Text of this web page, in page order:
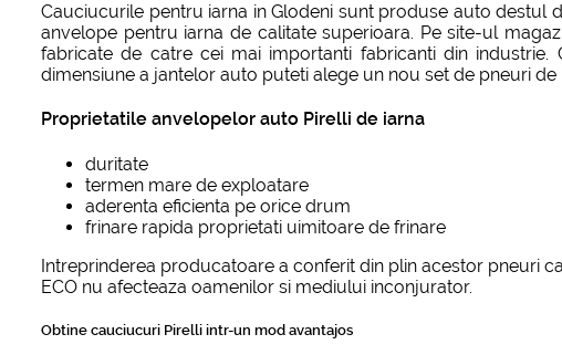
Cauciucurile pentru iarna in Glodeni sunt produse auto destul
anvelope pentru iarna de calitate superioara. Pe site-ul
fabricate de catre cei mai importanti fabricanti din
dimensiune a jantelor auto puteti alege un nou set de pneuri
Proprietatile anvelopelor auto Pirelli de iarna
duritate
termen mare de exploatare
aderenta eficienta pe orice drum
frinare rapida proprietati uimitoare de frinare
Intreprinderea producatoare a conferit din plin acestor pneuri
ECO nu afecteaza oamenilor si mediului inconjurator.
Obtine cauciucuri Pirelli intr-un mod avantajos